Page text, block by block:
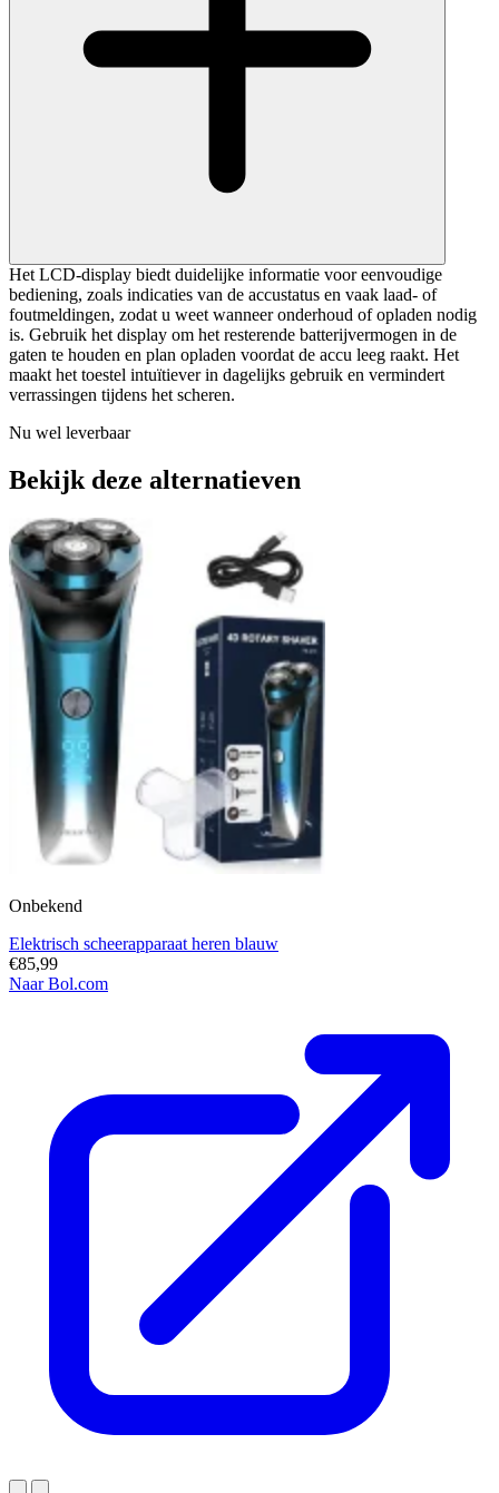
Het LCD-display biedt duidelijke informatie voor eenvoudige
bediening, zoals indicaties van de accustatus en vaak laad- of
foutmeldingen, zodat u weet wanneer onderhoud of opladen nodig
is. Gebruik het display om het resterende batterijvermogen in de
gaten te houden en plan opladen voordat de accu leeg raakt. Het
maakt het toestel intuïtiever in dagelijks gebruik en vermindert
verrassingen tijdens het scheren.
Nu wel leverbaar
Bekijk deze alternatieven
Onbekend
Elektrisch scheerapparaat heren blauw
€85,99
Naar Bol.com